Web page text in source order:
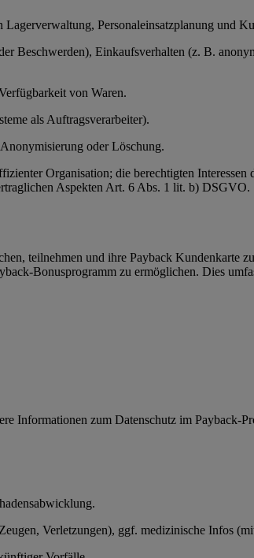
Personaleinsatzplanung und
Beschwerden), Einkaufsverhalten (z. B.
von Waren.
als Auftragsverarbeiter).
oder Löschung.
Organisation; die berechtigten
Aspekten Art. 6 Abs. 1 lit. b) DSGVO.
teilnehmen und ihre Payback Kundenkarte
Bonusprogramm zu ermöglichen. Dies
zum Datenschutz im Payback-
Verletzungen), ggf. medizinische Infos